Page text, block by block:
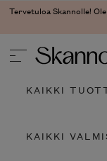
Tervetuloa Skannolle!
Type 2 or more
KAIKKI
KAIKKI